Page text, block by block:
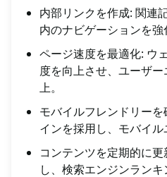
内部リンクを作成: 関連
内のナビゲーションを強
ページ速度を最適化: ウ
度を向上させ、ユーザ
上。
モバイルフレンドリー
インを採用し、モバイル
コンテンツを定期的に
し、検索エンジンランキ